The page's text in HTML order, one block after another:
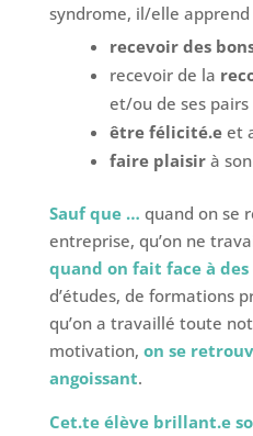
syndrome, il/elle apprend
recevoir des
recevoir de la
et/ou de ses pairs
être félicité.eet
faire plaisirà
Sauf que … quand on se
entreprise, qu’on ne
quand on fait face à
d’études, de formations
qu’on a travaillé toute
motivation, on se
angoissant.
Cet.te élève brillant.e